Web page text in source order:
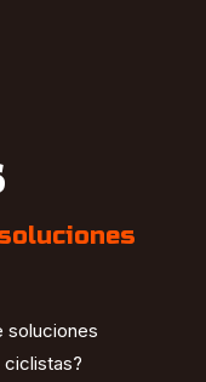
soluciones
ciclistas?